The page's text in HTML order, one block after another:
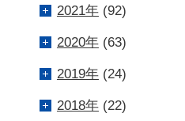
2021年(92)
2020年(63)
2019年(24)
2018年(22)